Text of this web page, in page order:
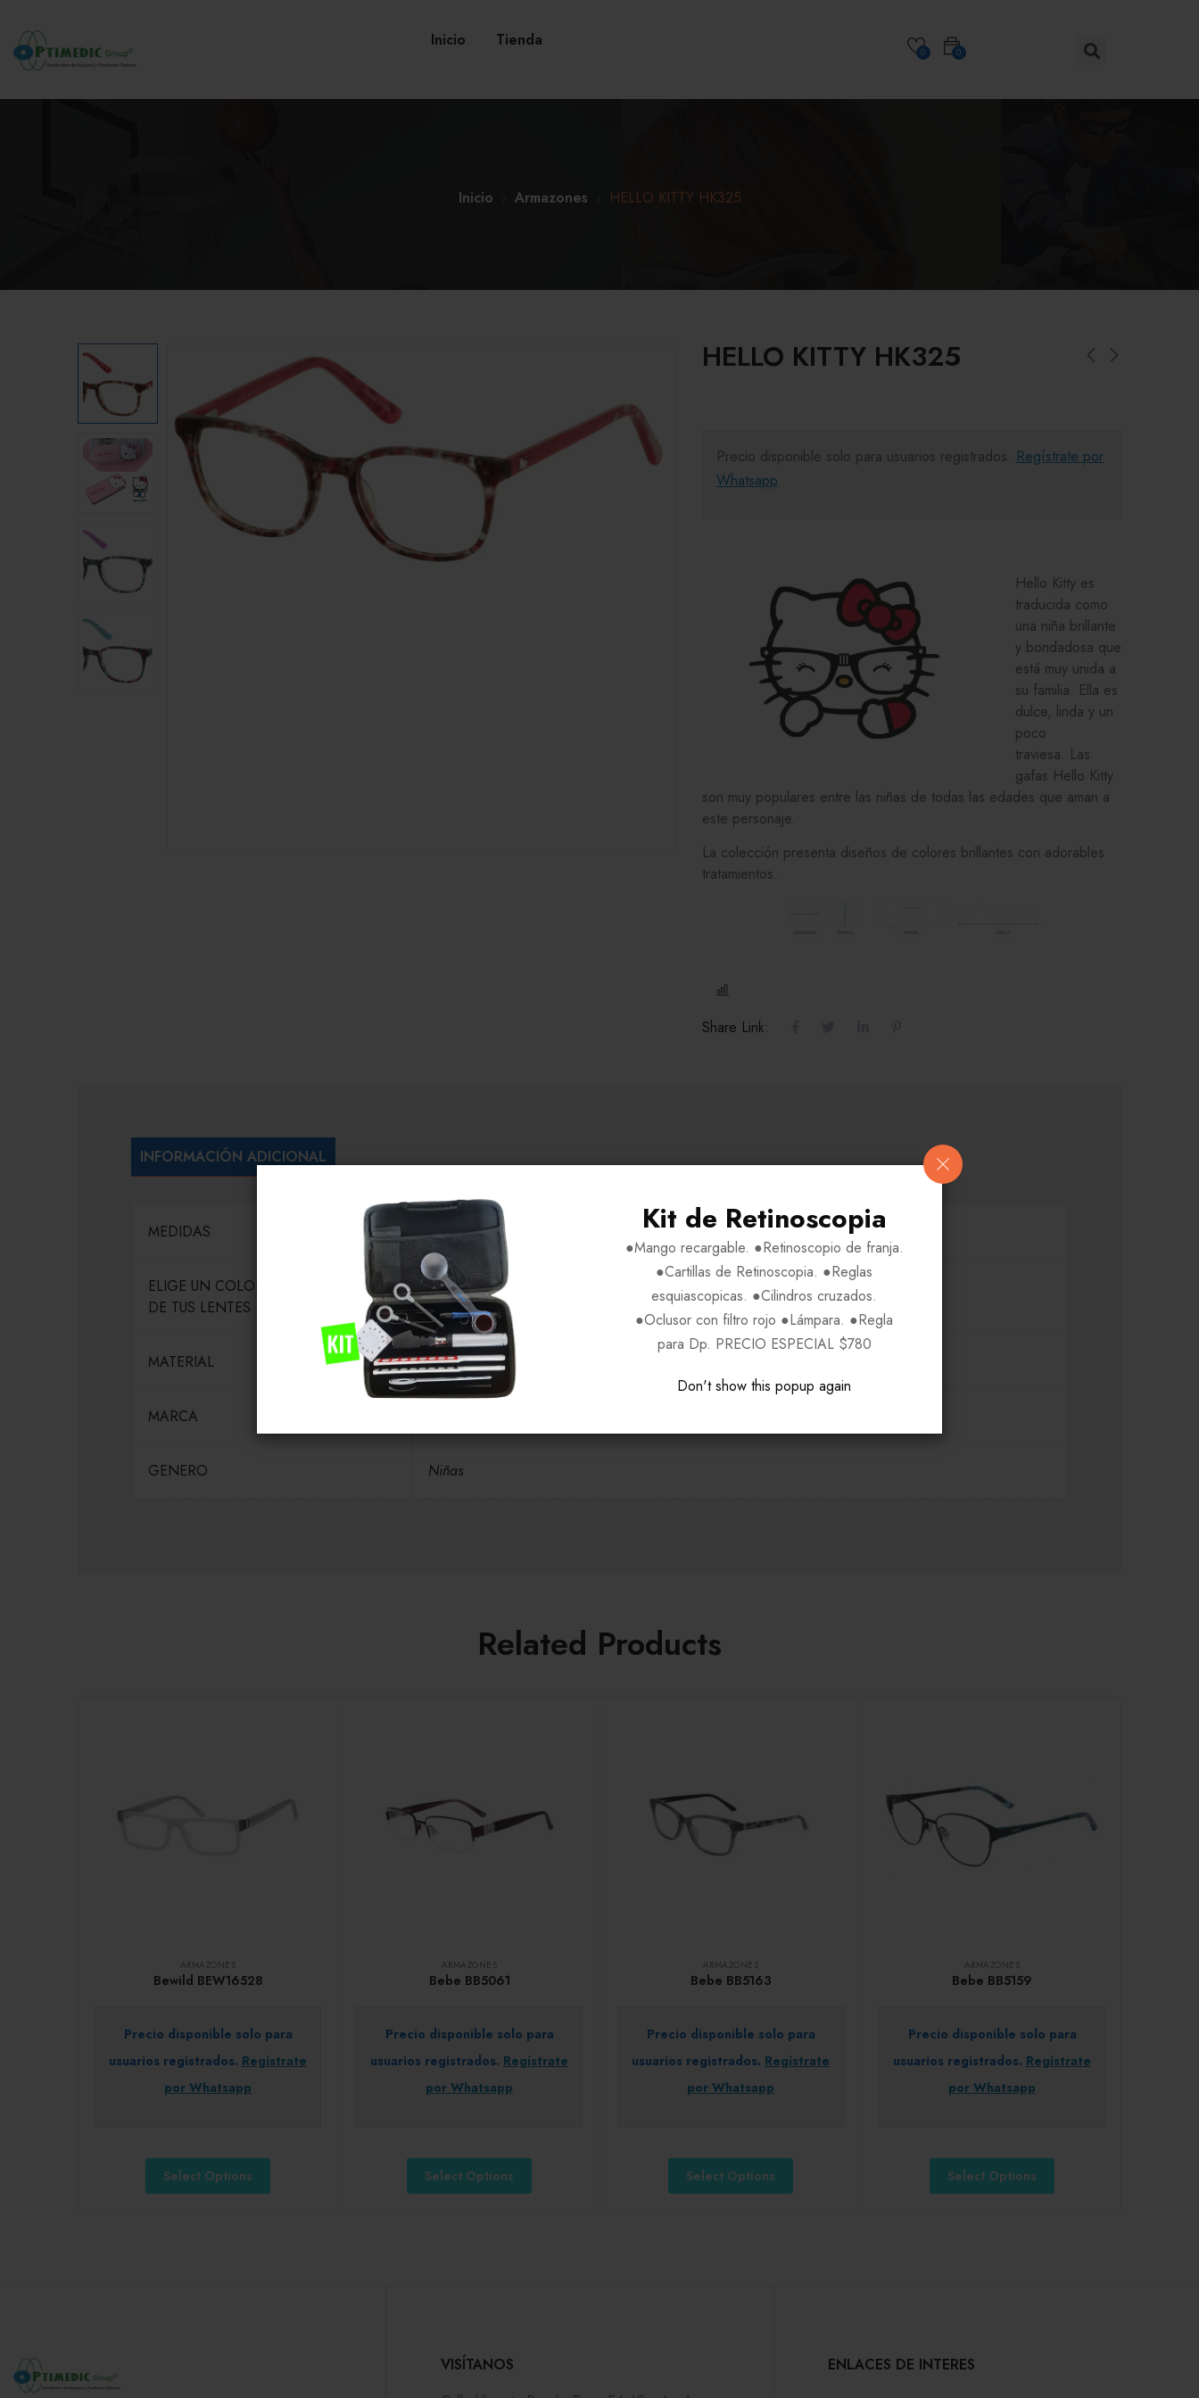
Kit de Retinoscopia
●Mango recargable. ●Retinoscopio de franja.
●Cartillas de Retinoscopia. ●Reglas
esquiascopicas. ●Cilindros cruzados.
●Oclusor con filtro rojo ●Lámpara. ●Regla
para Dp. PRECIO ESPECIAL $780
Don't show this popup again
Inicio Tienda
0
0
Inicio Armazones HELLO KITTY HK325
HELLO KITTY HK325
Precio disponible solo para usuarios registrados. Regístrate por
Whatsapp
Hello Kitty es
traducida como
una niña brillante
y bondadosa que
está muy unida a
su familia. Ella es
dulce, linda y un
poco
traviesa. Las
gafas Hello Kitty
son muy populares entre las niñas de todas las edades que aman a
este personaje.
La colección presenta diseños de colores brillantes con adorables
tratamientos.
Share Link:
INFORMACIÓN ADICIONAL
MEDIDAS H45-V35-P17-V125
ELIGE UN COLOR PARA EL MARCO
DE TUS LENTES
Blue C3, Burgundy C1, Purple C2
MATERIAL Acetato
MARCA
GENERO Niñas
Related Products
ARMAZONES
Bewild BEW16528
Precio disponible solo para
usuarios registrados. Regístrate
por Whatsapp
Select Options
ARMAZONES
Bebe BB5061
Precio disponible solo para
usuarios registrados. Regístrate
por Whatsapp
Select Options
ARMAZONES
Bebe BB5163
Precio disponible solo para
usuarios registrados. Regístrate
por Whatsapp
Select Options
ARMAZONES
Bebe BB5159
Precio disponible solo para
usuarios registrados. Regístrate
por Whatsapp
Select Options
VISÍTANOS
ENLACES DE INTERES